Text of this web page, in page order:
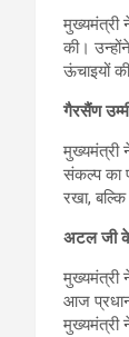
मुख्यमंत्री
की।
ऊंचाइयों
गैरसैंण
मुख्यमंत्री
संकल्प का
रखा,
अटल जी
मुख्यमंत्री
आज
मुख्यमंत्री